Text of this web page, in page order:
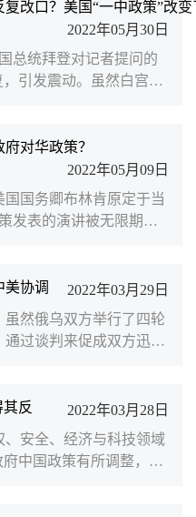
中美两国两军关系。南
、北京大学中外人文交流
凰网发文，深度解读这
映了美国作为唯一的超
改口？美国“一中政策”改
2022年05月30日
总统拜登对记者提问的
引发震动。虽然白宫官
台湾牌”究竟意欲何为？
变吗？面对美国的咄咄逼
大学国际关系学院执行院
基地学术委员朱锋就此
对华政策？
2022年05月09日
国务卿布林肯原定于当
发表的演讲被无限期推
战略竞争对手”，美国对
竞争”。拜登政府上台之
做出了重大调整，但在对
的思维和套路，在诸多
美协调
2022年03月29日
然俄乌双方举行了四轮
过谈判来促成双方迅速
崩溃。乌克兰在部分地区
“西方化”等问题上对俄
但正如习近平主席在3
中所指出的，“国家关
反
2022年03月28日
安全、经济与科技领域
中国政策有所调整，提